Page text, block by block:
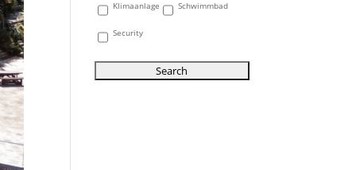
Klimaanlage Schwimmbad
Security